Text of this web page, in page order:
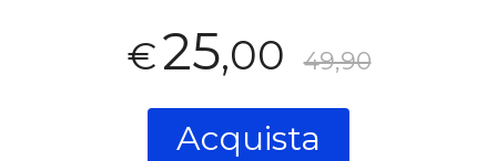
€25,00 49,90
Acquista